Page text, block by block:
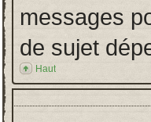
messages
de sujet
Haut